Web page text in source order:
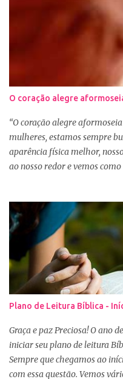
O coração alegre
“O coração alegre
mulheres, estamos sempre
aparência física melhor,
ao nosso redor e vemos
se maquiar e testam
buscar conhecimento de
também gosto de
precisamos cuidar
verdade é que, muitas de nós
ficarmos mais bonitas por
que temos algum valor,
amargura e traumas
Sábio rei Salomão nós dá
Provérbios dizendo que o
alegr...
Plano de Leitura Bíblica -
Graça e paz Preciosa! O ano
iniciar seu plano de leitura
Sempre que chegamos ao
com essa questão. Vemos